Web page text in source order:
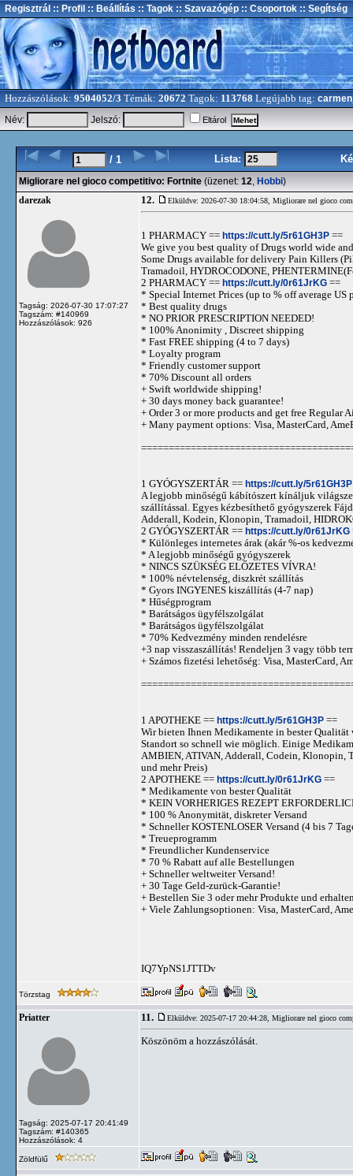
Regisztrál :: Profil :: Beállítás :: Tagok :: Szavazógép :: Csoportok :: Segítség
Hozzászólások: 9504052/3 Témák: 20672 Tagok: 113768 Legújabb tag:
Név:
Jelszó: Eltárol
/ 1 Lista:
Migliorare nel gioco competitivo: Fortnite (üzenet: 12, Hobbi)
darezak
Tagság: 2026-07-30 17:07:27
Tagszám: #140969
Hozzászólások: 926
12. Elküldve: 2026-07-30 18:04:58, Migliorare nel gioco
1 PHARMACY == https://cutt.ly/5r61GH3P ==
We give you best quality of Drugs world wide
Some Drugs available for delivery Pain Killers
Tramadoil, HYDROCODONE,
2 PHARMACY == https://cutt.ly/0r61JrKG ==
* Special Internet Prices (up to % off average US
* Best quality drugs
* NO PRIOR PRESCRIPTION NEEDED!
* 100% Anonimity , Discreet shipping
* Fast FREE shipping (4 to 7 days)
* Loyalty program
* Friendly customer support
* 70% Discount all orders
+ Swift worldwide shipping!
+ 30 days money back guarantee!
+ Order 3 or more products and get free Regular
+ Many payment options: Visa, MasterCard,
1 GYÓGYSZERTÁR == https://cutt.ly/5r61GH3P
A legjobb minőségű kábítószert kínáljuk
szállítással. Egyes kézbesíthető gyógyszerek
Adderall, Kodein, Klonopin, Tramadoil,
2 GYÓGYSZERTÁR == https://cutt.ly/0r61JrKG
* Különleges internetes árak (akár %-os
* A legjobb minőségű gyógyszerek
* NINCS SZÜKSÉG ELŐZETES VÍVRA!
* 100% névtelenség, diszkrét szállítás
* Gyors INGYENES kiszállítás (4-7 nap)
* Hűségprogram
* Barátságos ügyfélszolgálat
* Barátságos ügyfélszolgálat
* 70% Kedvezmény minden rendelésre
+3 nap visszaszállítás! Rendeljen 3 vagy több
+ Számos fizetési lehetőség: Visa, MasterCard,
1 APOTHEKE == https://cutt.ly/5r61GH3P ==
Wir bieten Ihnen Medikamente in bester
Standort so schnell wie möglich. Einige
AMBIEN, ATIVAN, Adderall, Codein, Klonopin,
und mehr Preis)
2 APOTHEKE == https://cutt.ly/0r61JrKG ==
* Medikamente von bester Qualität
* KEIN VORHERIGES REZEPT
* 100 % Anonymität, diskreter Versand
* Schneller KOSTENLOSER Versand (4 bis 7
* Treueprogramm
* Freundlicher Kundenservice
* 70 % Rabatt auf alle Bestellungen
+ Schneller weltweiter Versand!
+ 30 Tage Geld-zurück-Garantie!
+ Bestellen Sie 3 oder mehr Produkte und
+ Viele Zahlungsoptionen: Visa, MasterCard,
IQ7YpNS1JTTDv
Törzstag
Priatter
Tagság: 2025-07-17 20:41:49
Tagszám: #140365
Hozzászólások: 4
11. Elküldve: 2025-07-17 20:44:28, Migliorare nel gioco
Köszönöm a hozzászólását.
Zöldfülű